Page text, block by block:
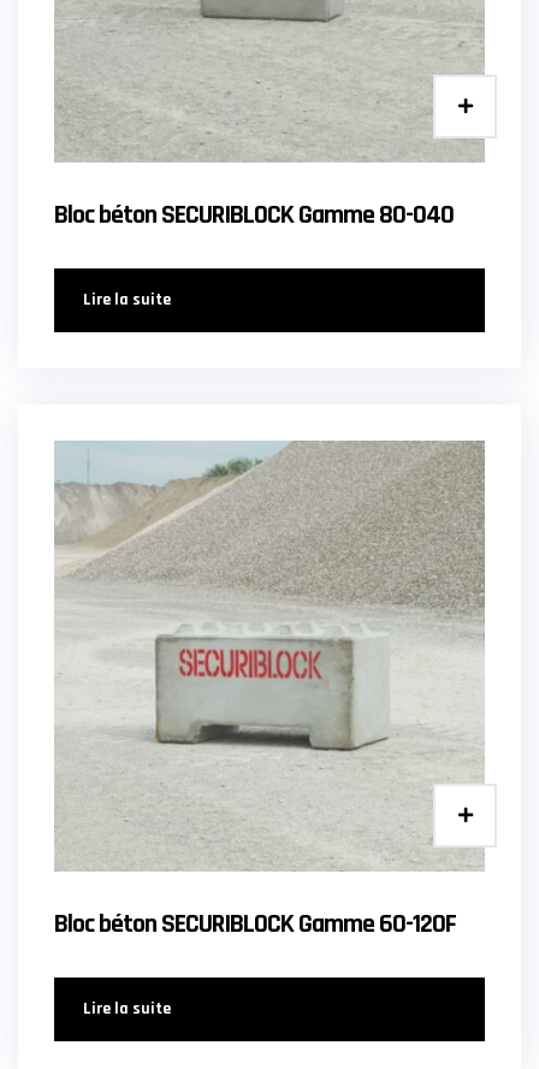
Bloc béton SECURIBLOCK Gamme 80-040
Lire la suite
Bloc béton SECURIBLOCK Gamme 60-120F
Lire la suite